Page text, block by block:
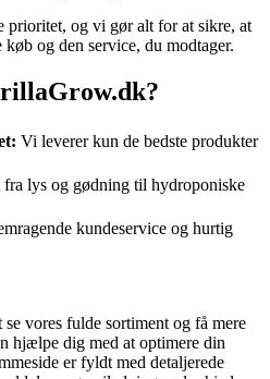
prioritet, og vi gør alt for at sikre, at
og den service, du modtager.
Vi leverer kun de bedste produkter
lys og gødning til hydroponiske
kundeservice og hurtig
vores fulde sortiment og få mere
hjælpe dig med at optimere din
er fyldt med detaljerede